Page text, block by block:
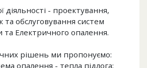
- проектування,
обслуговування систем
та Електричного опалення.
рішень ми пропонуємо:
опалення - тепла підлога;